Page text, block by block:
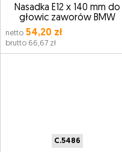
Nasadka E12 x 140 mm do
głowic zaworów BMW
netto 54,20 zł
brutto 66,67 zł
C.5486